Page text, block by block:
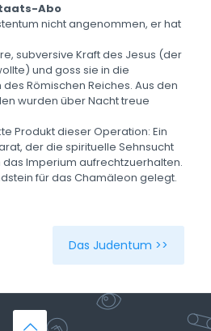
Abo
nicht angenommen, er hat
subversive Kraft des Jesus (der
und goss sie in die
Römischen Reiches. Aus den
wurden über Nacht treue
Produkt dieser Operation: Ein
der die spirituelle Sehnsucht
das Imperium aufrechtzuerhalten.
für das Chamäleon gelegt.
Das Judentum >>